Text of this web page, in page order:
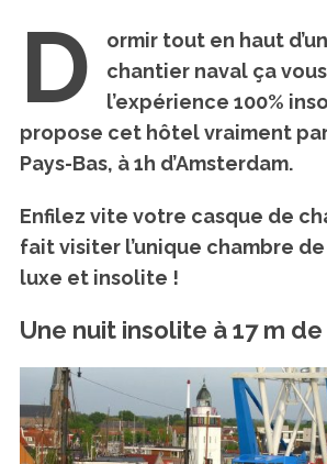
D
ormir tout en haut
chantier naval ça
l’expérience 100%
propose cet hôtel vraiment
Pays-Bas, à 1h d’Amsterdam.
Enfilez vite votre casque de
fait visiter l’unique chambre
luxe et insolite !
Une nuit insolite à 17 m